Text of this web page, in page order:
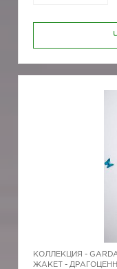
КОЛЛЕКЦИЯ -
ЖАКЕТ -